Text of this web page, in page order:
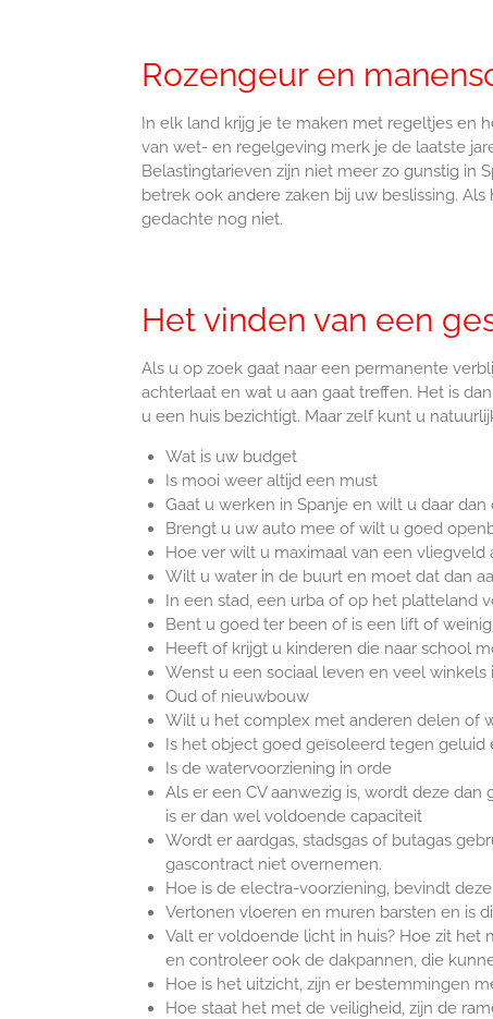
Rozengeur en
In elk land krijg je te maken met regeltjes en
van wet- en regelgeving merk je de laatste
Belastingtarieven zijn niet meer zo gunstig in
betrek ook andere zaken bij uw beslissing.
gedachte nog niet.
Het vinden van een
Als u op zoek gaat naar een permanente
achterlaat en wat u aan gaat treffen. Het is
u een huis bezichtigt. Maar zelf kunt u
Wat is uw budget
Is mooi weer altijd een must
Gaat u werken in Spanje en wilt u daar
Brengt u uw auto mee of wilt u goed
Hoe ver wilt u maximaal van een
Wilt u water in de buurt en moet dat dan
In een stad, een urba of op het platteland
Bent u goed ter been of is een lift of
Heeft of krijgt u kinderen die naar school
Wenst u een sociaal leven en veel
Oud of nieuwbouw
Wilt u het complex met anderen delen of
Is het object goed geïsoleerd tegen geluid
Is de watervoorziening in orde
Als er een CV aanwezig is, wordt deze
is er dan wel voldoende capaciteit
Wordt er aardgas, stadsgas of butagas
gascontract niet overnemen.
Hoe is de electra-voorziening, bevindt
Vertonen vloeren en muren barsten en is
Valt er voldoende licht in huis? Hoe zit het
en controleer ook de dakpannen, die
Hoe is het uitzicht, zijn er bestemmingen
Hoe staat het met de veiligheid, zijn de